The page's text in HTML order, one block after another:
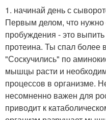
1. начинай день с
Первым делом, что нужно
пробуждения - это
протеина. Ты спал
"Соскучились" по
мышцы расти и
процессов в организме.
несомненно важен для
приводит к